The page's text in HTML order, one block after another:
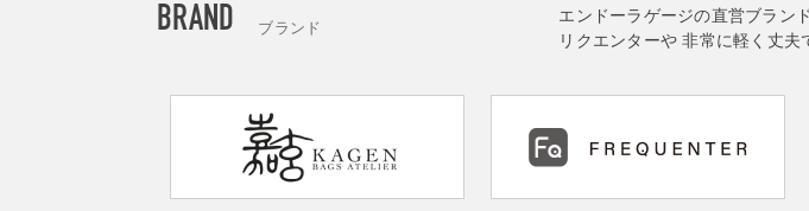
BRAND ブランド
エンドーラゲージの直営ブラン
リクエンターや 非常に軽く丈夫